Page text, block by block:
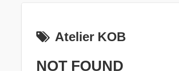
Atelier KOB
NOT FOUND